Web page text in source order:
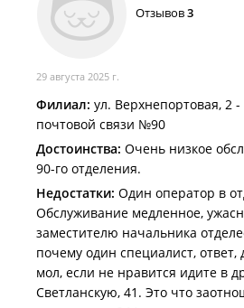
Отзывов3
29 августа 2025 г.
Филиал: ул. Верхнепортовая, 2
почтовой связи №90
Достоинства: Очень низкое
90-го отделения.
Недостатки: Один оператор в
Обслуживание медленное,
заместителю начальника
почему один специалист, ответ,
мол, если не нравится идите в
Светланскую, 41. Это что